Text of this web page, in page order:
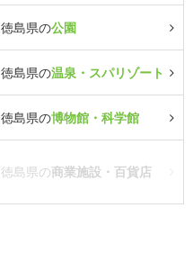
徳島県の公園
徳島県の温泉・スパリゾート
徳島県の博物館・科学館
徳島県の商業施設・百貨店